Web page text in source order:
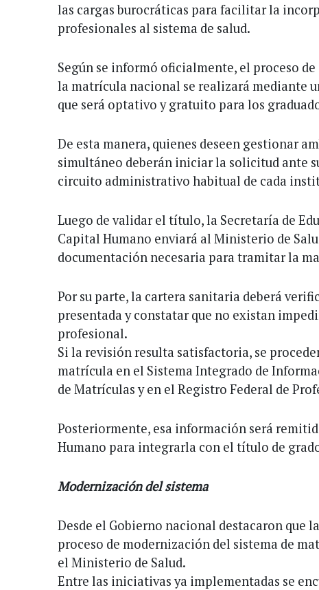
las cargas burocráticas para facilitar la
profesionales al sistema de salud.
Según se informó oficialmente, el proceso
la matrícula nacional se realizará mediante
que será optativo y gratuito para los
De esta manera, quienes deseen gestionar
simultáneo deberán iniciar la solicitud ante
circuito administrativo habitual de cada
Luego de validar el título, la Secretaría de
Capital Humano enviará al Ministerio de
documentación necesaria para tramitar la
Por su parte, la cartera sanitaria deberá
presentada y constatar que no existan
profesional.
Si la revisión resulta satisfactoria, se
matrícula en el Sistema Integrado de
de Matrículas y en el Registro Federal de
Posteriormente, esa información será
Humano para integrarla con el título de
Modernización del sistema
Desde el Gobierno nacional destacaron que
proceso de modernización del sistema de
el Ministerio de Salud.
Entre las iniciativas ya implementadas se